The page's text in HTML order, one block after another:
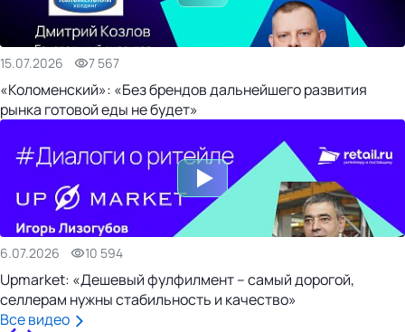
15.07.2026 7 567
«Коломенский»: «Без брендов дальнейшего развития
рынка готовой еды не будет»
6.07.2026 10 594
Upmarket: «Дешевый фулфилмент – самый дорогой,
селлерам нужны стабильность и качество»
Все видео